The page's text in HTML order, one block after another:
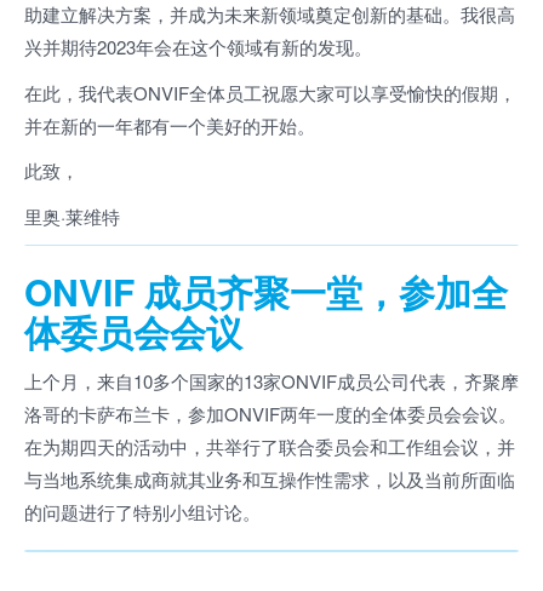
助建立解决方案，并成为未来新领域奠定创新的基础。我很高
兴并期待2023年会在这个领域有新的发现。
在此，我代表ONVIF全体员工祝愿大家可以享受愉快的假期，
并在新的一年都有一个美好的开始。
此致，
里奥·莱维特
ONVIF 成员齐聚一堂，参加全
体委员会会议
上个月，来自10多个国家的13家ONVIF成员公司代表，齐聚摩
洛哥的卡萨布兰卡，参加ONVIF两年一度的全体委员会会议。
在为期四天的活动中，共举行了联合委员会和工作组会议，并
与当地系统集成商就其业务和互操作性需求，以及当前所面临
的问题进行了特别小组讨论。